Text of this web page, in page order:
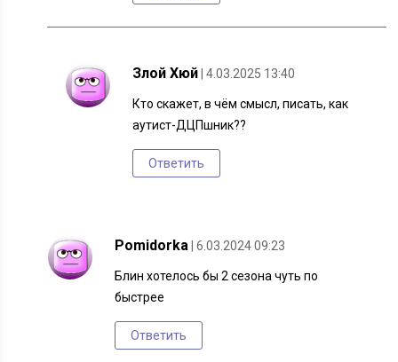
Злой Хюй | 4.03.2025 13:40
Кто скажет, в чём смысл, писать, как
аутист-ДЦПшник??
Ответить
Pomidorka | 6.03.2024 09:23
Блин хотелось бы 2 сезона чуть по
быстрее
Ответить